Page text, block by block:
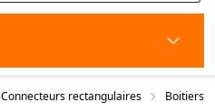
Connecteurs rectangulaires Boitiers